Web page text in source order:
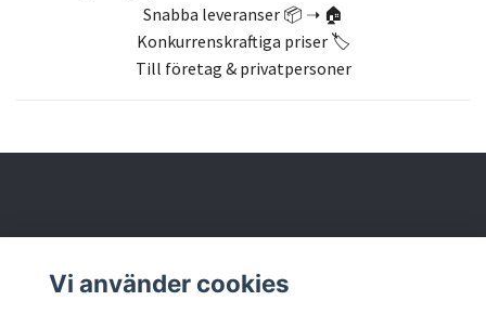
Snabba leveranser 📦 ➝ 🏠
Konkurrenskraftiga priser 🏷️
Till företag & privatpersoner
Vi använder cookies